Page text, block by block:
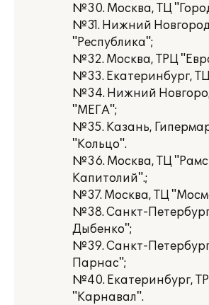
№30. Москва, ТЦ
№31. Нижний
"Республика";
№32. Москва, ТРЦ
№33. Екатеринбург,
№34. Нижний
"МЕГА";
№35. Казань,
"Кольцо".
№36. Москва, ТЦ
Капитолий".;
№37. Москва, ТЦ
№38. Санкт-
Дыбенко";
№39. Санкт-
Парнас";
№40. Екатеринбург,
"Карнавал".